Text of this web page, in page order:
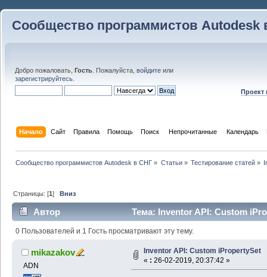
Сообщество программистов Autodesk
Добро пожаловать, Гость . Пожалуйста, войдите или
зарегистрируйтесь
Проект
Начало Сайт Правила Помощь Поиск Непрочитанные Календарь
Сообщество программистов Autodesk в СНГ » Статьи» Тестирование статей»
Страницы: [1]Вниз
Автор Тема: Inventor API: Custom
0 Пользователей и 1 Гость просматривают эту тему.
mikazakov
ADN
Inventor API: Custom iPropertySet
« : 26-02-2019, 20:37:42 »